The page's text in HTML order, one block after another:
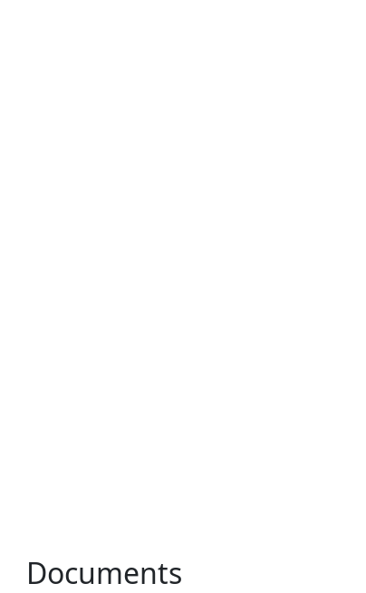
Documents